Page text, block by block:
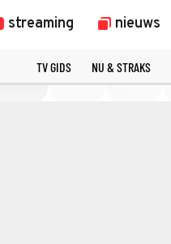
streaming nieuws
TV GIDS NU & STRAKS